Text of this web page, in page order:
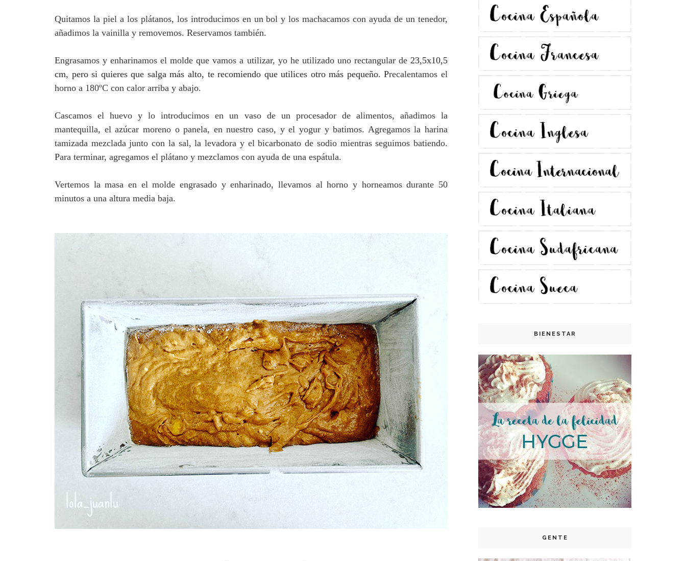
Quitamos la piel a los plátanos, los introducimos en un bol y los machacamos con ayuda de un tenedor,
añadimos la vainilla y removemos. Reservamos también.
Engrasamos y enharinamos el molde que vamos a utilizar, yo he utilizado uno rectangular de 23,5x10,5
cm, pero si quieres que salga más alto, te recomiendo que utilices otro más pequeño. Precalentamos el
horno a 180ºC con calor arriba y abajo.
Cascamos el huevo y lo introducimos en un vaso de un procesador de alimentos, añadimos la
mantequilla, el azúcar moreno o panela, en nuestro caso, y el yogur y batimos. Agregamos la harina
tamizada mezclada junto con la sal, la levadora y el bicarbonato de sodio mientras seguimos batiendo.
Para terminar, agregamos el plátano y mezclamos con ayuda de una espátula.
Vertemos la masa en el molde engrasado y enharinado, llevamos al horno y horneamos durante 50
minutos a una altura media baja.
BIENESTAR
GENTE